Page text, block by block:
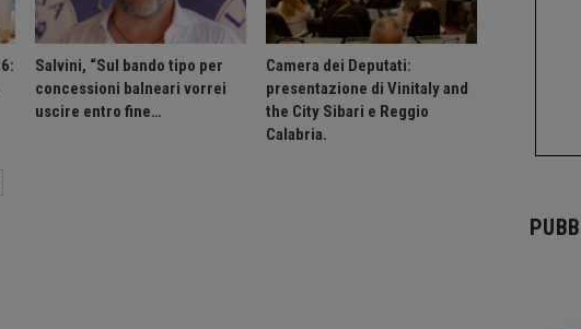
Salvini, “Sul bando tipo per
concessioni balneari vorrei
uscire entro fine…
Camera dei Deputati:
presentazione di Vinitaly and
the City Sibari e Reggio
Calabria.